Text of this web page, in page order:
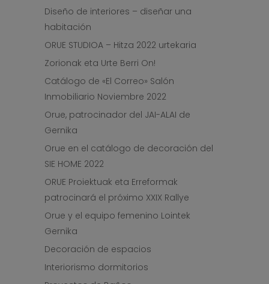
Diseño de interiores – diseñar una
habitación
ORUE STUDIOA – Hitza 2022 urtekaria
Zorionak eta Urte Berri On!
Catálogo de «El Correo» Salón
Inmobiliario Noviembre 2022
Orue, patrocinador del JAI-ALAI de
Gernika
Orue en el catálogo de decoración del
SIE HOME 2022
ORUE Proiektuak eta Erreformak
patrocinará el próximo XXIX Rallye
Orue y el equipo femenino Lointek
Gernika
Decoración de espacios
Interiorismo dormitorios